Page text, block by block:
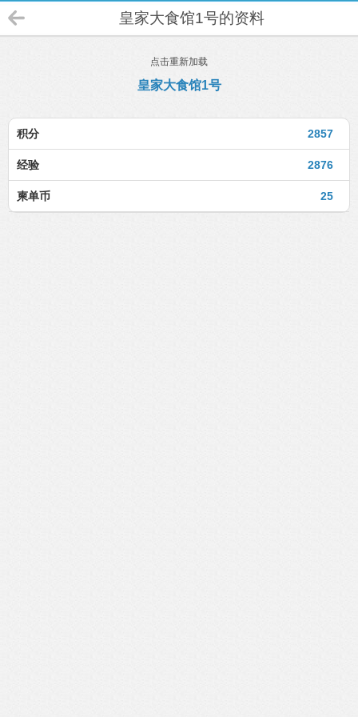
皇家大食馆1号的资料
点击重新加载
皇家大食馆1号
2857
积分
2876
经验
25
柬单币